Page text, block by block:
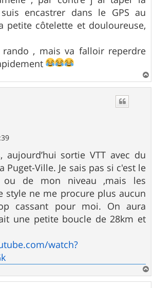
encastrer dans le GPS au
petite côtelette et douloureuse,
, mais va falloir reperdre
a
aujourd’hui sortie VTT avec du
Puget-Ville. Je sais pas si c'est le
de mon niveau ,mais les
style ne me procure plus aucun
cassant pour moi. On aura
une petite boucle de 28km et
watch?
a